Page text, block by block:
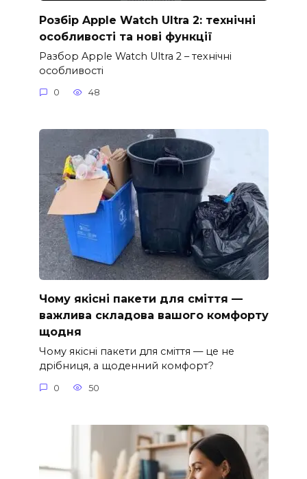
Розбір Apple Watch Ultra 2: технічні
особливості та нові функції
Разбор Apple Watch Ultra 2 – технічні
особливості
0 48
Чому якісні пакети для сміття —
важлива складова вашого комфорту
щодня
Чому якісні пакети для сміття — це не
дрібниця, а щоденний комфорт?
0 50